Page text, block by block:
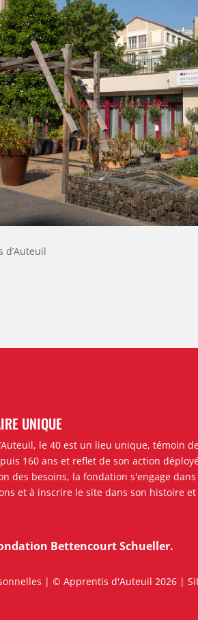
d’Auteuil
UNIQUE
le 40 est un lieu unique, témoin
160 ans et reflet de son action
des besoins, la fondation s'engage
et à inscrire le site dans son histoireet
Bettencourt Schueller.
| © Apprentis d'Auteuil 2026 |